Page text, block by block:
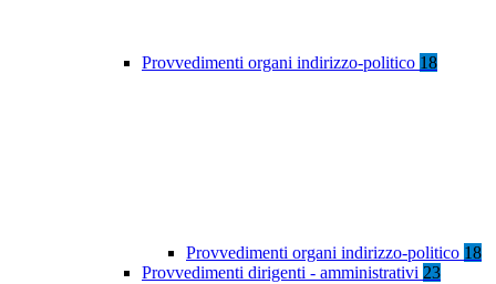
Provvedimenti organi indirizzo-politico 18
Provvedimenti organi indirizzo-politico 18
Provvedimenti dirigenti - amministrativi 23